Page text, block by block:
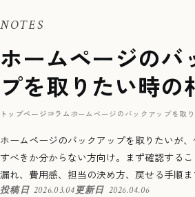
NOTES
ホームページのバ
プを取りたい時の
トップページコラム ホームページのバックアップを取
ホームページのバックアップを取りたいが
すべきか分からない方向け。まず確認する
漏れ、費用感、担当の決め方、戻せる手順ま
投稿日 2026.03.04更新日 2026.04.06